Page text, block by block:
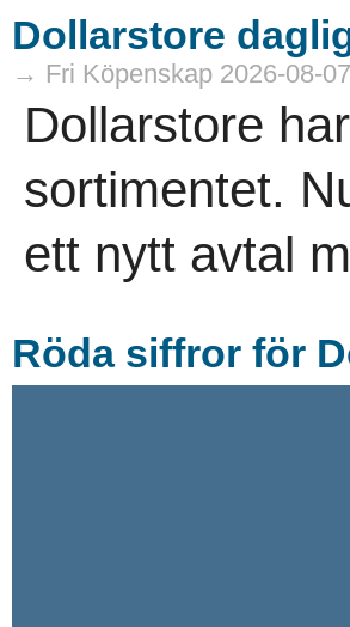
Dollarstore
→ Fri Köpenskap 2026-08-
Dollarstore
sortimentet.
ett nytt avtal
Röda siffror för